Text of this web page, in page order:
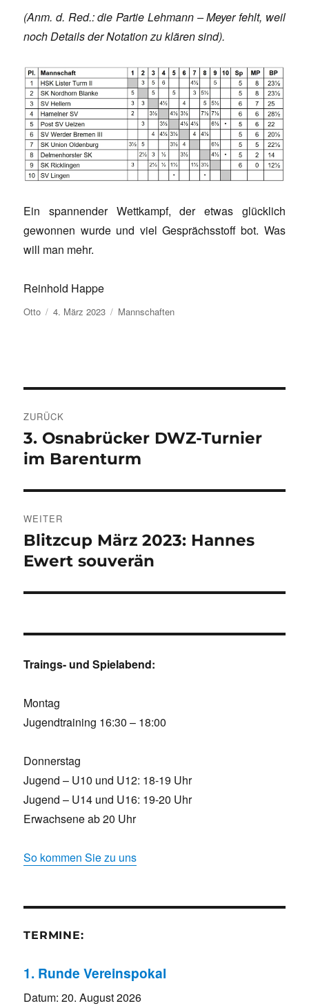
(Anm. d. Red.: die Partie Lehmann – Meyer fehlt, weil
noch Details der Notation zu klären sind).
Ein spannender Wettkampf, der etwas glücklich
gewonnen wurde und viel Gesprächsstoff bot. Was
will man mehr.
Reinhold Happe
Autor
Otto Veröffentlicht
4. März 2023 Kategorien
Mannschaften
ZURÜCK
Vorheriger
Beitrag:
3. Osnabrücker DWZ-Turnier
im Barenturm
WEITER
Nächster
Beitrag:
Blitzcup März 2023: Hannes
Ewert souverän
Traings- und Spielabend:
Montag
Jugendtraining 16:30 – 18:00
Donnerstag
Jugend – U10 und U12: 18-19 Uhr
Jugend – U14 und U16: 19-20 Uhr
Erwachsene ab 20 Uhr
So kommen Sie zu uns
TERMINE:
1. Runde Vereinspokal
Datum:20. August 2026